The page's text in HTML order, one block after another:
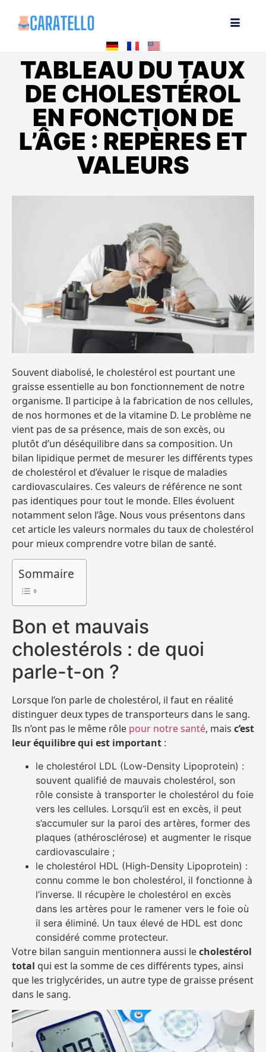
TABLEAU DU TAUX
DE CHOLESTÉROL
EN FONCTION DE
L’ÂGE : REPÈRES ET
VALEURS
Souvent diabolisé, le cholestérol est pourtant une
graisse essentielle au bon fonctionnement de notre
organisme. Il participe à la fabrication de nos cellules,
de nos hormones et de la vitamine D. Le problème ne
vient pas de sa présence, mais de son excès, ou
plutôt d’un déséquilibre dans sa composition. Un
bilan lipidique permet de mesurer les différents types
de cholestérol et d’évaluer le risque de maladies
cardiovasculaires. Ces valeurs de référence ne sont
pas identiques pour tout le monde. Elles évoluent
notamment selon l’âge. Nous vous présentons dans
cet article les valeurs normales du taux de cholestérol
pour mieux comprendre votre bilan de santé.
Sommaire
Bon et mauvais
cholestérols : de quoi
parle-t-on ?
Lorsque l’on parle de cholestérol, il faut en réalité
distinguer deux types de transporteurs dans le sang.
Ils n’ont pas le même rôle pour notre santé, mais c’est
leur équilibre qui est important :
le cholestérol LDL (Low-Density Lipoprotein) :
souvent qualifié de mauvais cholestérol, son
rôle consiste à transporter le cholestérol du foie
vers les cellules. Lorsqu’il est en excès, il peut
s’accumuler sur la paroi des artères, former des
plaques (athérosclérose) et augmenter le risque
cardiovasculaire ;
le cholestérol HDL (High-Density Lipoprotein) :
connu comme le bon cholestérol, il fonctionne à
l’inverse. Il récupère le cholestérol en excès
dans les artères pour le ramener vers le foie où
il sera éliminé. Un taux élevé de HDL est donc
considéré comme protecteur.
Votre bilan sanguin mentionnera aussi lecholestérol
total qui est la somme de ces différents types, ainsi
que les triglycérides, un autre type de graisse présent
dans le sang.